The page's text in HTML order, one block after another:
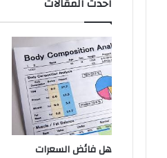
احدث المقالات
هل فائض السعرات